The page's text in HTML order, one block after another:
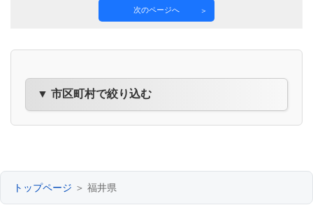
次のページへ
▼ 市区町村で絞り込む
トップページ ＞ 福井県